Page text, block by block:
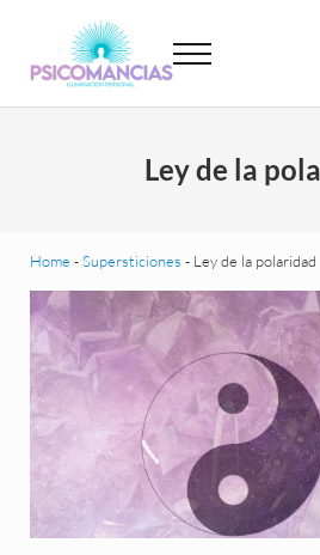
Psicomancias
Menu
Ley de la
Home -Supersticiones - Ley de la polaridad